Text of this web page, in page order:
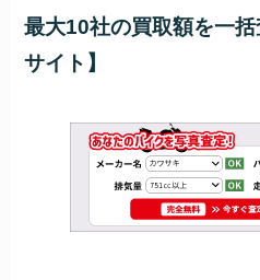
最大10社の買取額を一
サイト】